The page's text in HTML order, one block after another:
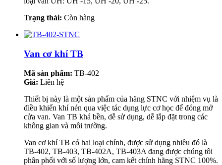
Trạng thái: Còn hàng
Van cơ khí TB
Mã sản phẩm: TB-402
Giá: Liên hệ
Thiết bị này là một sản phẩm của hãng STNC với nhiệm vụ là
điều khiển khí nén qua việc tác dụng lực cơ học để đóng mở
cửa van. Van TB khá bền, dễ sử dụng, dễ lắp đặt trong các
không gian và môi trường.
Van cơ khí TB có hai loại chính, được sử dụng nhiều đó là
TB-402, TB-403, TB-402A, TB-403A đang được chúng tôi
phân phối với số lượng lớn, cam kết chính hãng STNC 100%.